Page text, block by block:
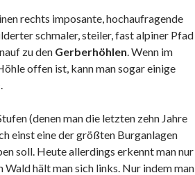
rechts imposante, hochaufragende
schmaler, steiler, fast alpiner Pfad
zu den Gerberhöhlen. Wenn im
offen ist, kann man sogar einige
(denen man die letzten zehn Jahre
einst eine der größten Burganlagen
soll. Heute allerdings erkennt man nur
hält man sich links. Nur indem man